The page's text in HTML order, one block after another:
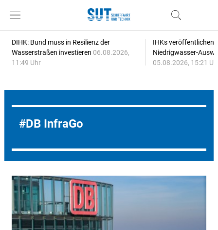
DIHK: Bund muss in Resilienz der
Wasserstraßen investieren 06.08.2026,
11:49 Uhr
IHKs veröffentlichen
Niedrigwasser-
05.08.2026, 15:21
DB InfraGo